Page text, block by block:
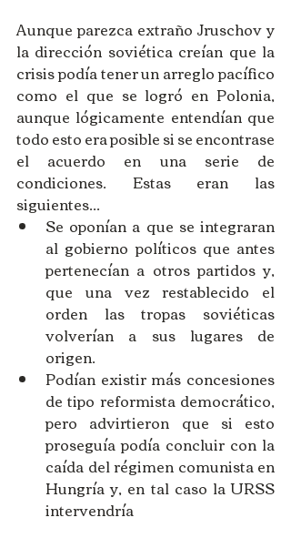
Aunque parezca extraño Jruschov y
la dirección soviética creían que la
crisis podía tener un arreglo pacífico
como el que se logró en Polonia,
aunque lógicamente entendían que
todo esto era posible si se encontrase
el acuerdo en una serie de
condiciones. Estas eran las
siguientes...
Se oponían a que se integraran
al gobierno políticos que antes
pertenecían a otros partidos y,
que una vez restablecido el
orden las tropas soviéticas
volverían a sus lugares de
origen.
Podían existir más concesiones
de tipo reformista democrático,
pero advirtieron que si esto
proseguía podía concluir con la
caída del régimen comunista en
Hungría y, en tal caso la URSS
intervendría